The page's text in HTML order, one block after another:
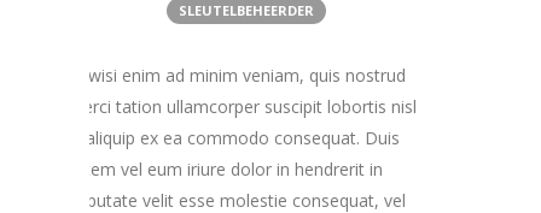
SLEUTELBEHEERDER
Ut wisi enim ad minim veniam, quis nostrud
exerci tation ullamcorper suscipit lobortis nisl
ut aliquip ex ea commodo consequat. Duis
autem vel eum iriure dolor in hendrerit in
vulputate velit esse molestie consequat, vel